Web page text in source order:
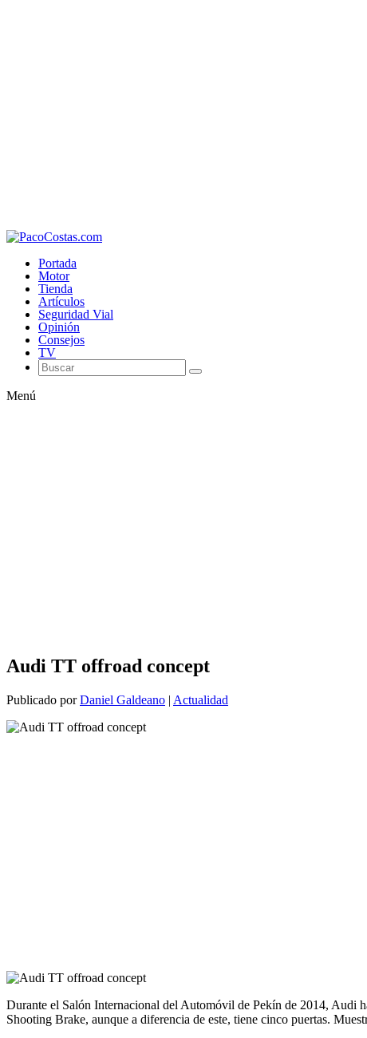
Portada
Motor
Tienda
Artículos
Seguridad Vial
Opinión
Consejos
TV
Menú
Audi TT offroad concept
Publicado porDaniel Galdeano | Actualidad
Durante el Salón Internacional del Automóvil de Pekín de 2014, Audi
Shooting Brake, aunque a diferencia de este, tiene cinco puertas.